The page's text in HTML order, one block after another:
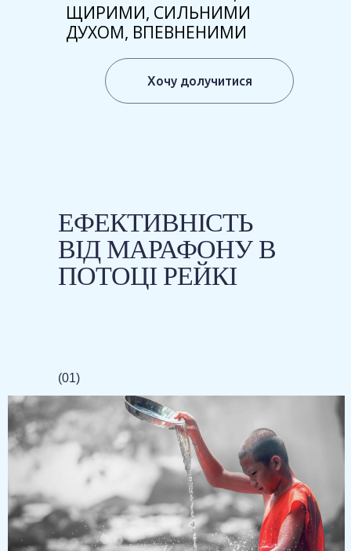
ЩИРИМИ, СИЛЬНИМИ
ДУХОМ, ВПЕВНЕНИМИ
Хочу долучитися
ЕФЕКТИВНІСТЬ
ВІД МАРАФОНУ В
ПОТОЦІ РЕЙКІ
(01)